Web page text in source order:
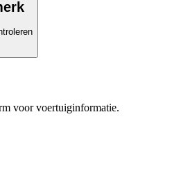
voor voertuiginformatie.